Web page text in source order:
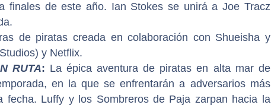
finales de este año. Ian Stokes se unirá a Joe Tracz
de piratas creada en colaboración con Shueisha y
y Netflix.
RUTA: La épica aventura de piratas en alta mar de
en la que se enfrentarán a adversarios más
Luffy y los Sombreros de Paja zarpan hacia la